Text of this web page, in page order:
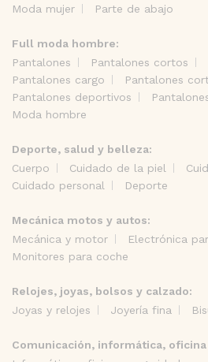
Moda mujer
Parte de abajo
Full moda hombre:
Pantalones
Pantalones cortos
Pantalones cargo
Pantalones
Pantalones deportivos
Moda hombre
Deporte, salud y belleza:
Cuerpo
Cuidado de la piel
Cuidado personal
Deporte
Mecánica motos y autos:
Mecánica y motor
Electrónica
Monitores para coche
Relojes, joyas, bolsos y calzado:
Joyas y relojes
Joyería fina
Comunicación, informática,